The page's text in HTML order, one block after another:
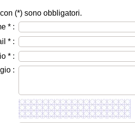
(*) sono obbligatori.
* :
* :
* :
: